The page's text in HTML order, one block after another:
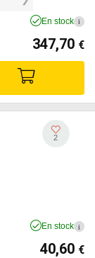
En stock i
347,70 €
2
En stock i
40,60 €